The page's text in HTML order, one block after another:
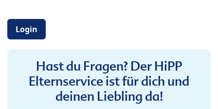
Login
Hast du Fragen? Der HiPP
Elternservice ist für dich und
deinen Liebling da!